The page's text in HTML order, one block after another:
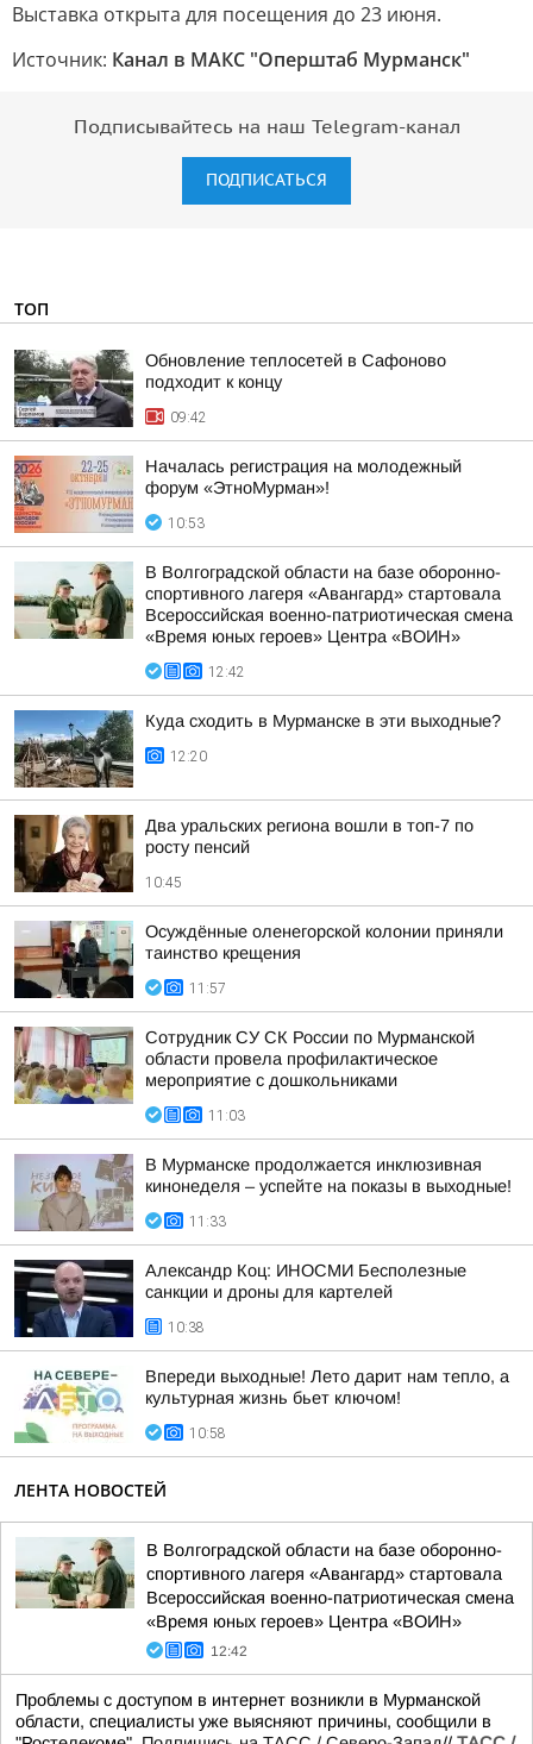
Выставка открыта для посещения до 23 июня.
Источник: Канал в МАКС "Оперштаб Мурманск"
Подписывайтесь на наш Telegram-канал
ПОДПИСАТЬСЯ
ТОП
Обновление теплосетей в Сафоново
подходит к концу
09:42
Началась регистрация на молодежный
форум «ЭтноМурман»!
10:53
В Волгоградской области на базе оборонно-
спортивного лагеря «Авангард» стартовала
Всероссийская военно-патриотическая смена
«Время юных героев» Центра «ВОИН»
12:42
Куда сходить в Мурманске в эти выходные?
12:20
Два уральских региона вошли в топ-7 по
росту пенсий
10:45
Осуждённые оленегорской колонии приняли
таинство крещения
11:57
Сотрудник СУ СК России по Мурманской
области провела профилактическое
мероприятие с дошкольниками
11:03
В Мурманске продолжается инклюзивная
кинонеделя – успейте на показы в выходные!
11:33
Александр Коц: ИНОСМИ Бесполезные
санкции и дроны для картелей
10:38
Впереди выходные! Лето дарит нам тепло, а
культурная жизнь бьет ключом!
10:58
ЛЕНТА НОВОСТЕЙ
В Волгоградской области на базе оборонно-
спортивного лагеря «Авангард» стартовала
Всероссийская военно-патриотическая смена
«Время юных героев» Центра «ВОИН»
12:42
Проблемы с доступом в интернет возникли в Мурманской
области, специалисты уже выясняют причины, сообщили в